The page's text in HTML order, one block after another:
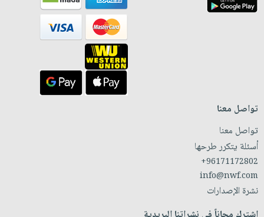
تواصل معنا
تواصل معنا
أسئلة يتكرر طرحها
+96171172802
info@nwf.com
نشرة الإصدارات